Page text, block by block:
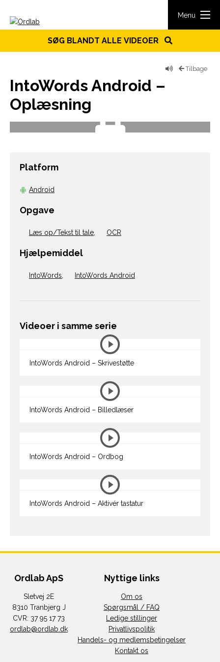
Menu
SØG BLANDT ALLE VIDEOER
Tilbage
IntoWords Android –
Oplæsning
Platform
Android
Opgave
Læs op/Tekst til tale OCR
Hjælpemiddel
IntoWords IntoWords Android
Videoer i samme serie
IntoWords Android – Skrivestøtte
IntoWords Android – Billedlæser
IntoWords Android – Ordbog
IntoWords Android – Aktivér tastatur
Ordlab ApS
Sletvej 2E
8310 Tranbjerg J
CVR: 37 95 17 73
ordlab@ordlab.dk
Nyttige links
Om os
Spørgsmål / FAQ
Ledige stillinger
Privatlivspolitik
Handels- og medlemsbetingelser
Kontakt os